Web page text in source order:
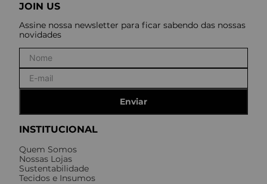
INSTITUCIONAL
Quem Somos
Nossas Lojas
Sustentabilidade
Tecidos e Insumos
JOIN US
Assine nossa newsletter para ficar sabendo das nossas
novidades
Enviar